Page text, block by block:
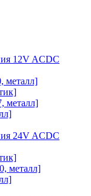
ACDC
металл]
металл]
ACDC
металл]